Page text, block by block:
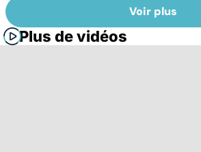
Voir plus
Plus de vidéos